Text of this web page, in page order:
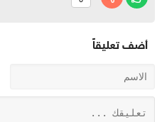
أضف تعليقاً